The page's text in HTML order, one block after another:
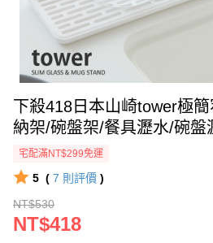
下殺418日本山崎tower極
納架/碗盤架/餐具瀝水/碗盤
宅配滿NT$299免運
5 ( 7 則評價 )
NT$530
NT$418